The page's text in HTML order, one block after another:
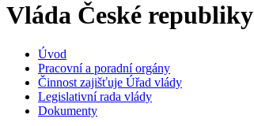
Vláda České republiky
Úvod
Pracovní a poradní orgány
Činnost zajišťuje Úřad vlády
Legislativní rada vlády
Dokumenty